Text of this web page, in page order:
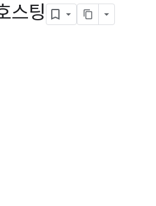
스팅